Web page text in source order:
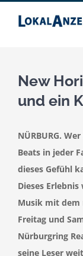
Inhalt
New
und ein
NÜRBURG.
Beats in jeder
dieses Gefühl
Dieses
Musik mit dem
Freitag und
Nürburgring
seine Leser